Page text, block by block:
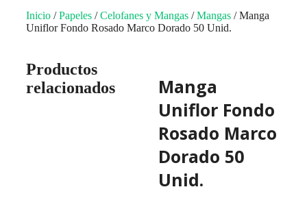
Inicio /Papeles /Celofanes y Mangas /Mangas / Manga
Uniflor Fondo Rosado Marco Dorado 50 Unid.
Manga
Uniflor Fondo
Rosado Marco
Dorado 50
Unid.
Productos
relacionados